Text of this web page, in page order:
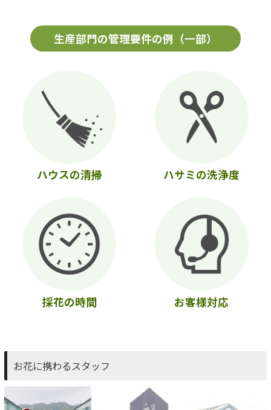
生産部門の管理要件の例（一部）
ハウスの清掃 ハサミの洗浄度
採花の時間 お客様対応
お花に携わるスタッフ